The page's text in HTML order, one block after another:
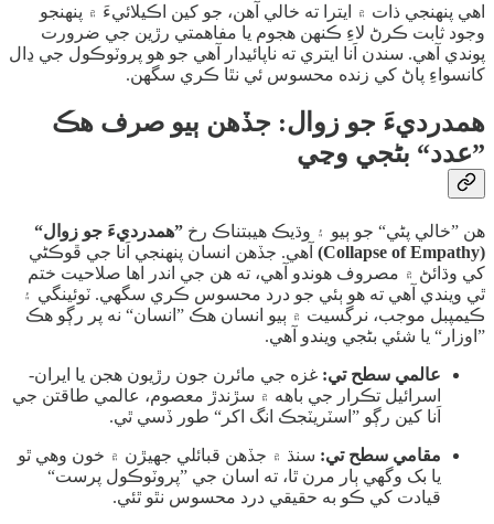
​اهي پنهنجي ذات ۾ ايترا ته خالي آهن، جو کين اڪيلائيءَ ۾ پنهنجو
وجود ثابت ڪرڻ لاءِ ڪنهن هجوم يا مفاهمتي رڙين جي ضرورت
پوندي آهي. سندن اَنا ايتري ته ناپائيدار آهي جو هو پروٽوڪول جي ڍال
کانسواءِ پاڻ کي زنده محسوس ئي نٿا ڪري سگهن.
​همدرديءَ جو زوال: جڏهن ٻيو صرف هڪ
”عدد“ بڻجي وڃي
​هن ”خالي پڻي“ جو ٻيو ۽ وڌيڪ هيبتناڪ رخ ”همدرديءَ جو زوال“
(Collapse of Empathy)
آهي. جڏهن انسان پنهنجي اَنا جي ڦوڪڻي
کي وڌائڻ ۾ مصروف هوندو آهي، ته هن جي اندر اها صلاحيت ختم
ٿي ويندي آهي ته هو ٻئي جو درد محسوس ڪري سگهي. ٽوئينگي ۽
ڪيمپبل موجب، نرگسيت ۾ ٻيو انسان هڪ ”انسان“ نه پر رڳو هڪ
”اوزار“ يا شئي بڻجي ويندو آهي.
عالمي سطح تي: غزه جي مائرن جون رڙيون هجن يا ايران-
اسرائيل تڪرار جي باهه ۾ سڙندڙ معصوم، عالمي طاقتن جي
اَنا کين رڳو ”اسٽريٽجڪ انگ اکر“ طور ڏسي ٿي.
مقامي سطح تي: سنڌ ۾ جڏهن قبائلي جهيڙن ۾ خون وهي ٿو
يا بک وگهي ٻار مرن ٿا، ته اسان جي ”پروٽوڪول پرست“
قيادت کي ڪو به حقيقي درد محسوس نٿو ٿئي.